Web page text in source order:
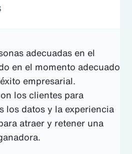
adecuadas en el
en el momento adecuado
empresarial.
los clientes para
los datos y la experiencia
atraer y retener una